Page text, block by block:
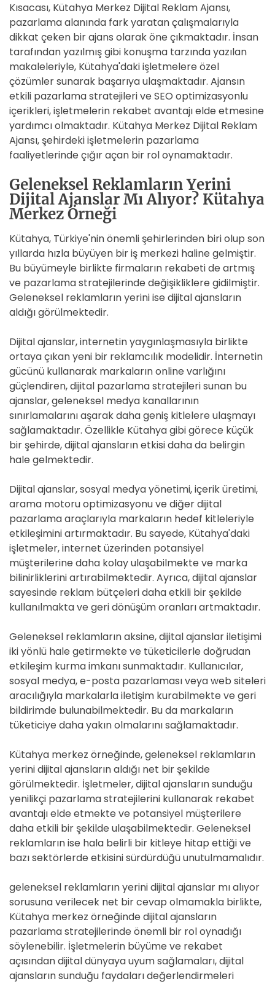
Kısacası, Kütahya Merkez Dijital Reklam Ajansı,
pazarlama alanında fark yaratan çalışmalarıyla
dikkat çeken bir ajans olarak öne çıkmaktadır. İnsan
tarafından yazılmış gibi konuşma tarzında yazılan
makaleleriyle, Kütahya'daki işletmelere özel
çözümler sunarak başarıya ulaşmaktadır. Ajansın
etkili pazarlama stratejileri ve SEO optimizasyonlu
içerikleri, işletmelerin rekabet avantajı elde etmesine
yardımcı olmaktadır. Kütahya Merkez Dijital Reklam
Ajansı, şehirdeki işletmelerin pazarlama
faaliyetlerinde çığır açan bir rol oynamaktadır.
Geleneksel Reklamların Yerini
Dijital Ajanslar Mı Alıyor? Kütahya
Merkez Örneği
Kütahya, Türkiye'nin önemli şehirlerinden biri olup son
yıllarda hızla büyüyen bir iş merkezi haline gelmiştir.
Bu büyümeyle birlikte firmaların rekabeti de artmış
ve pazarlama stratejilerinde değişikliklere gidilmiştir.
Geleneksel reklamların yerini ise dijital ajansların
aldığı görülmektedir.
Dijital ajanslar, internetin yaygınlaşmasıyla birlikte
ortaya çıkan yeni bir reklamcılık modelidir. İnternetin
gücünü kullanarak markaların online varlığını
güçlendiren, dijital pazarlama stratejileri sunan bu
ajanslar, geleneksel medya kanallarının
sınırlamalarını aşarak daha geniş kitlelere ulaşmayı
sağlamaktadır. Özellikle Kütahya gibi görece küçük
bir şehirde, dijital ajansların etkisi daha da belirgin
hale gelmektedir.
Dijital ajanslar, sosyal medya yönetimi, içerik üretimi,
arama motoru optimizasyonu ve diğer dijital
pazarlama araçlarıyla markaların hedef kitleleriyle
etkileşimini artırmaktadır. Bu sayede, Kütahya'daki
işletmeler, internet üzerinden potansiyel
müşterilerine daha kolay ulaşabilmekte ve marka
bilinirliklerini artırabilmektedir. Ayrıca, dijital ajanslar
sayesinde reklam bütçeleri daha etkili bir şekilde
kullanılmakta ve geri dönüşüm oranları artmaktadır.
Geleneksel reklamların aksine, dijital ajanslar iletişimi
iki yönlü hale getirmekte ve tüketicilerle doğrudan
etkileşim kurma imkanı sunmaktadır. Kullanıcılar,
sosyal medya, e-posta pazarlaması veya web siteleri
aracılığıyla markalarla iletişim kurabilmekte ve geri
bildirimde bulunabilmektedir. Bu da markaların
tüketiciye daha yakın olmalarını sağlamaktadır.
Kütahya merkez örneğinde, geleneksel reklamların
yerini dijital ajansların aldığı net bir şekilde
görülmektedir. İşletmeler, dijital ajansların sunduğu
yenilikçi pazarlama stratejilerini kullanarak rekabet
avantajı elde etmekte ve potansiyel müşterilere
daha etkili bir şekilde ulaşabilmektedir. Geleneksel
reklamların ise hala belirli bir kitleye hitap ettiği ve
bazı sektörlerde etkisini sürdürdüğü unutulmamalıdır.
geleneksel reklamların yerini dijital ajanslar mı alıyor
sorusuna verilecek net bir cevap olmamakla birlikte,
Kütahya merkez örneğinde dijital ajansların
pazarlama stratejilerinde önemli bir rol oynadığı
söylenebilir. İşletmelerin büyüme ve rekabet
açısından dijital dünyaya uyum sağlamaları, dijital
ajansların sunduğu faydaları değerlendirmeleri